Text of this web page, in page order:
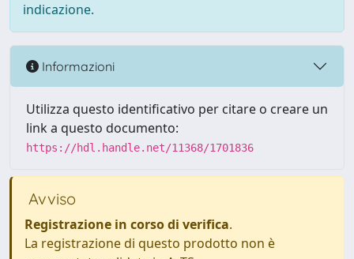
indicazione.
Informazioni
Utilizza questo identificativo per citare o creare un
link a questo documento:
https://hdl.handle.net/11368/1701836
Avviso
Registrazione in corso di verifica.
La registrazione di questo prodotto non è